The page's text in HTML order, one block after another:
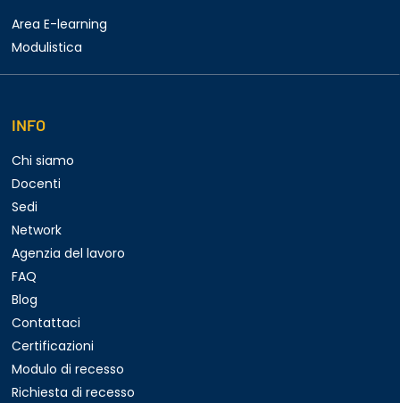
Area E-learning
Modulistica
INFO
Chi siamo
Docenti
Sedi
Network
Agenzia del lavoro
FAQ
Blog
Contattaci
Certificazioni
Modulo di recesso
Richiesta di recesso